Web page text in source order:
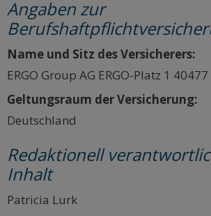
Angaben zur
Name und Sitz des Versicherers:
ERGO Group AG ERGO-Platz 1
Geltungsraum der Versicherung:
Deutschland
Redaktionell
Inhalt
Patricia Lurk